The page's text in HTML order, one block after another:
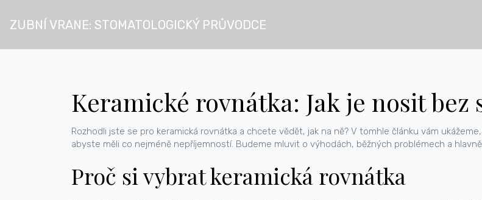
ZUBNÍ VRANE: STOMATOLOGICKÝ PRŮVODCE
Keramické rovnátka: Jak je nosit bez
Rozhodli jste se pro keramická rovnátka a chcete vědět, jak na ně? V tomhle článku vám
abyste měli co nejméně nepříjemností. Budeme mluvit o výhodách, běžných problémech a
Proč si vybrat keramická rovnátka